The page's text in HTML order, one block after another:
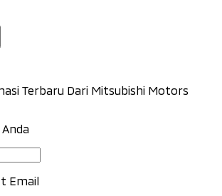
Terbaru Dari Mitsubishi Motors
Email